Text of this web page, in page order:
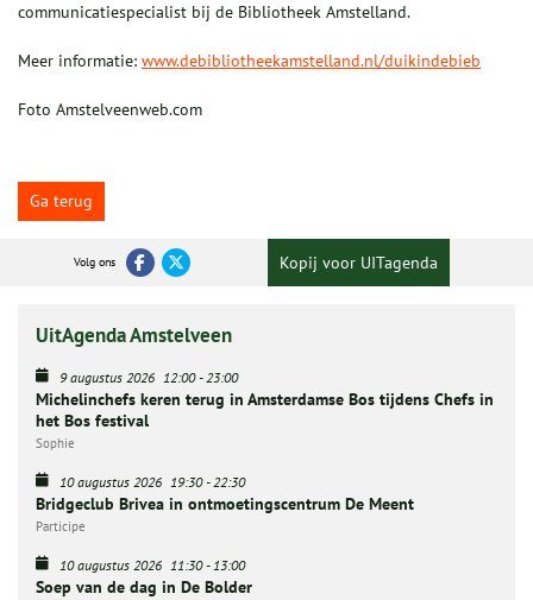
communicatiespecialist bij de Bibliotheek Amstelland.
Meer informatie: www.debibliotheekamstelland.nl/duikindebieb
Foto Amstelveenweb.com
Ga terug
Volg ons Kopij voor UITagenda
UitAgenda Amstelveen
9 augustus 2026 12:00-23:00
Michelinchefs keren terug in Amsterdamse Bos tijdens Chefs in
het Bos festival
Sophie
10 augustus 2026 19:30-22:30
Bridgeclub Brivea in ontmoetingscentrum De Meent
Participe
10 augustus 2026 11:30-13:00
Soep van de dag in De Bolder